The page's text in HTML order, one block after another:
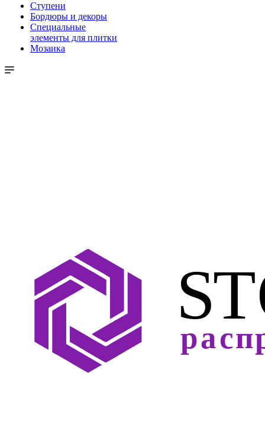
Ступени
Бордюры и декоры
Специальные
элементы для плитки
Мозаика